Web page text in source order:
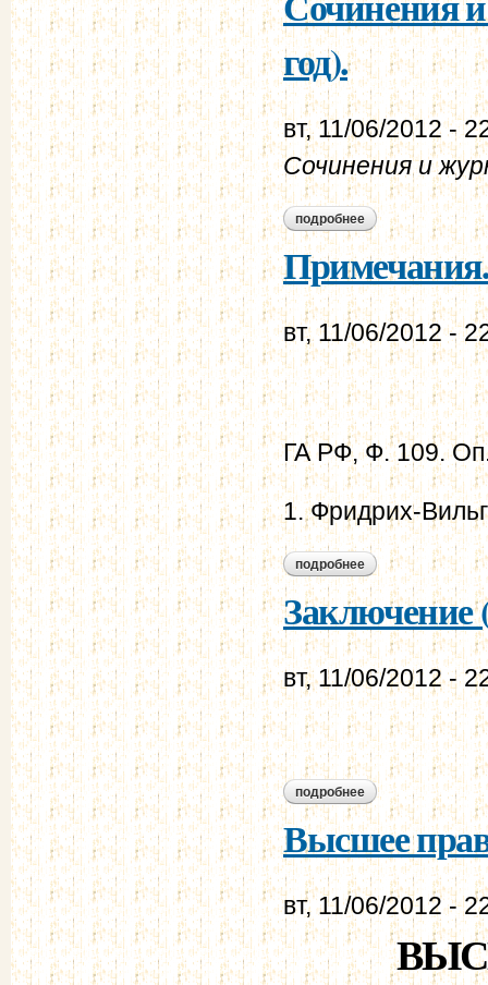
год).
вт, 11/06/2012 -
Сочинения и
подробнее о сочинения и
Примечания.
вт, 11/06/2012 -
ГА РФ, Ф. 109.
1. Фридрих-
подробнее о примечания.
Заключение
вт, 11/06/2012 -
подробнее о заключение
Высшее
вт, 11/06/2012 -